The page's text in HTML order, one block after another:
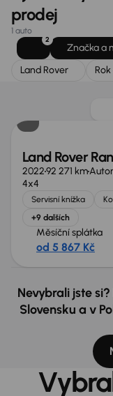
prodej
1 auto
2
Značka a
Land Rover
Zlevněno o 60
Land Rover
202292 271 km
4x4
Servisní knížka
+9 dalších
Měsíční splátka
od 5 867 Kč
Nevybrali jste
Slovensku a v